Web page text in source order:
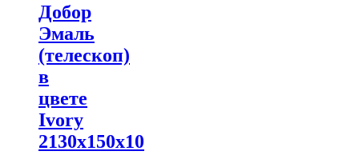
Добор
Эмаль
(телескоп)
в
цвете
Ivory
2130х150х10